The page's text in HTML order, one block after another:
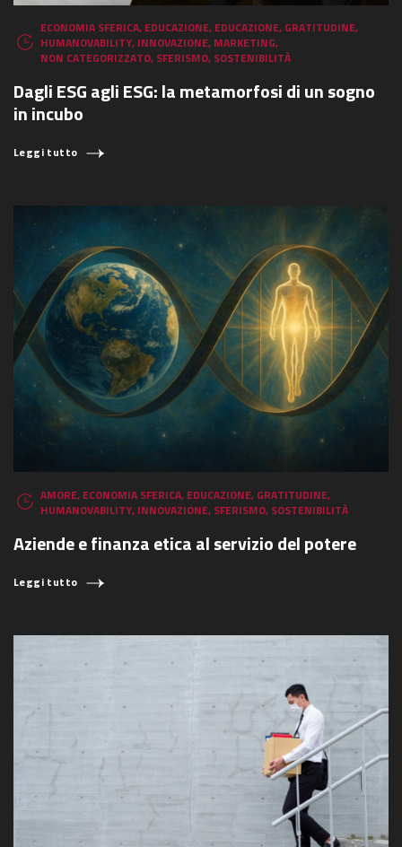
ECONOMIA SFERICA, EDUCAZIONE, EDUCAZIONE, GRATITUDINE,
HUMANOVABILITY, INNOVAZIONE, MARKETING,
NON CATEGORIZZATO, SFERISMO, SOSTENIBILITÀ
Dagli ESG agli ESG: la metamorfosi di un sogno
in incubo
Leggi tutto
AMORE, ECONOMIA SFERICA, EDUCAZIONE, GRATITUDINE,
HUMANOVABILITY, INNOVAZIONE, SFERISMO, SOSTENIBILITÀ
Aziende e finanza etica al servizio del potere
Leggi tutto